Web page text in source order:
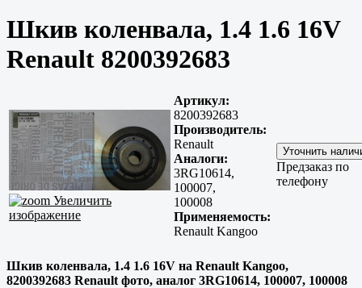
Шкив коленвала, 1.4 1.6 16V
Renault 8200392683
Увеличить
изображение
Артикул:
8200392683
Производитель:
Renault
Аналоги:
3RG10614,
100007,
100008
Применяемость:
Renault Kangoo
Предзаказ по
телефону
Шкив коленвала, 1.4 1.6 16V на Renault Kangoo,
8200392683 Renault фото, аналог 3RG10614, 100007, 100008